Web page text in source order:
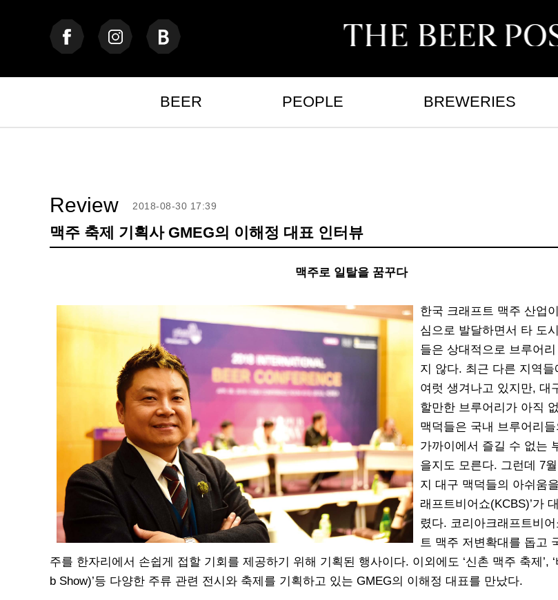
BEER PEOPLE BREWERIES
Review
맥주 축제 기획사 GMEG의 이해정 대표 인터뷰
2018-08-30 17:39
맥주로 일탈을 꿈꾸다
한국 크래프트 맥주 산업
심으로 발달하면서 타 도
들은 상대적으로 브루어
지 않다. 최근 다른 지역
여럿 생겨나고 있지만, 대
할만한 브루어리가 아직
맥덕들은 국내 브루어리
가까이에서 즐길 수 없는
을지도 모른다. 그런데 7
지 대구 맥덕들의 아쉬움
래프트비어쇼(KCBS)’가
렸다. 코리아크래프트비
트 맥주 저변확대를 돕고
주를 한자리에서 손쉽게 접할 기회를 제공하기 위해 기획된 행사이다. 이외에도 ‘신촌 맥주 축제’,
b Show)’등 다양한 주류 관련 전시와 축제를 기획하고 있는 GMEG의 이해정 대표를 만났다.